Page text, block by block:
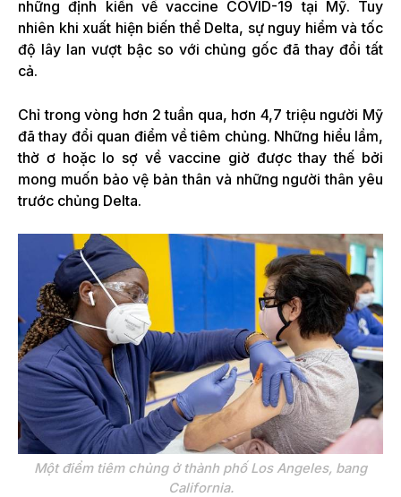
những định kiến về vaccine COVID-19 tại Mỹ. Tuy
nhiên khi xuất hiện biến thể Delta, sự nguy hiểm và tốc
độ lây lan vượt bậc so với chủng gốc đã thay đổi tất
cả.
Chỉ trong vòng hơn 2 tuần qua, hơn 4,7 triệu người Mỹ
đã thay đổi quan điểm về tiêm chủng. Những hiểu lầm,
thờ ơ hoặc lo sợ về vaccine giờ được thay thế bởi
mong muốn bảo vệ bản thân và những người thân yêu
trước chủng Delta.
Một điểm tiêm chủng ở thành phố Los Angeles, bang
California.